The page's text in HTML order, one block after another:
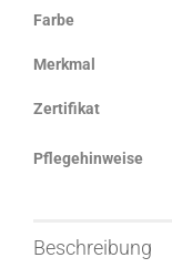
Farbe
Merkmal
Zertifikat
Pflegehinweise
Beschreibung